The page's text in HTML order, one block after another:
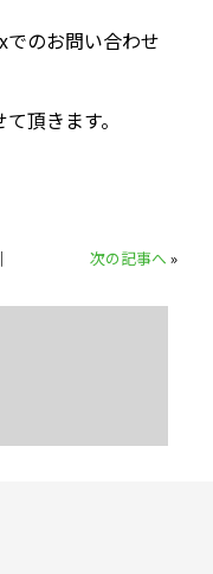
のお問い合わせ
頂きます。
│ 次の記事へ »